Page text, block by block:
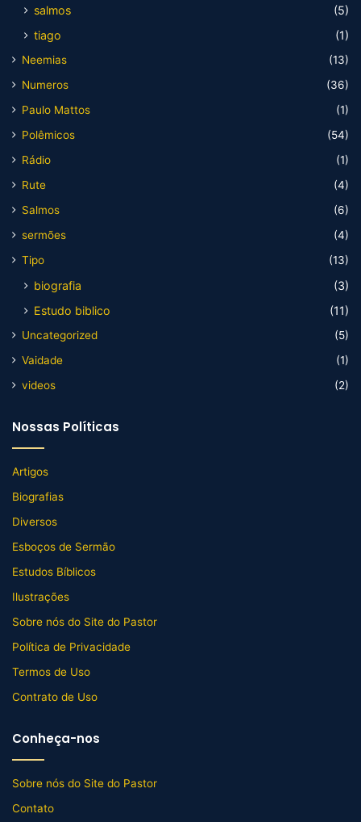
salmos
(5)
tiago
(1)
Neemias
(13)
Numeros
(36)
Paulo Mattos
(1)
Polêmicos
(54)
Rádio
(1)
Rute
(4)
Salmos
(6)
sermões
(4)
Tipo
(13)
biografia
(3)
Estudo biblico
(11)
Uncategorized
(5)
Vaidade
(1)
videos
(2)
Nossas Políticas
Artigos
Biografias
Diversos
Esboços de Sermão
Estudos Bíblicos
Ilustrações
Sobre nós do Site do Pastor
Política de Privacidade
Termos de Uso
Contrato de Uso
Conheça-nos
Sobre nós do Site do Pastor
Contato